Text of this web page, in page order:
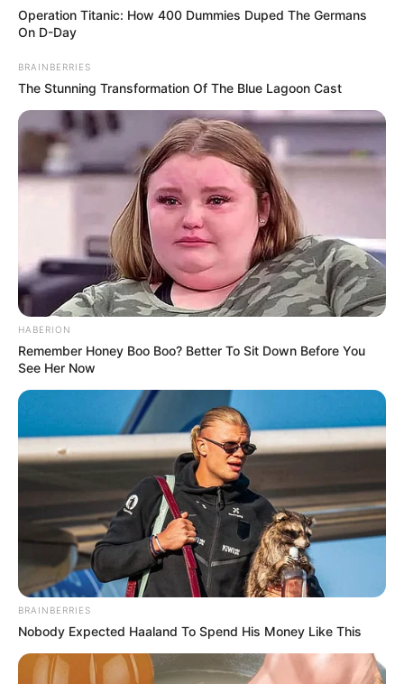
Operation Titanic: How 400 Dummies Duped The Germans
On D-Day
BRAINBERRIES
The Stunning Transformation Of The Blue Lagoon Cast
HABERION
Remember Honey Boo Boo? Better To Sit Down Before You
See Her Now
BRAINBERRIES
Nobody Expected Haaland To Spend His Money Like This